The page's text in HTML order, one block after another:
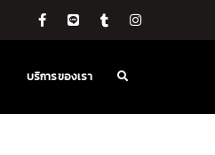
บริการของเรา